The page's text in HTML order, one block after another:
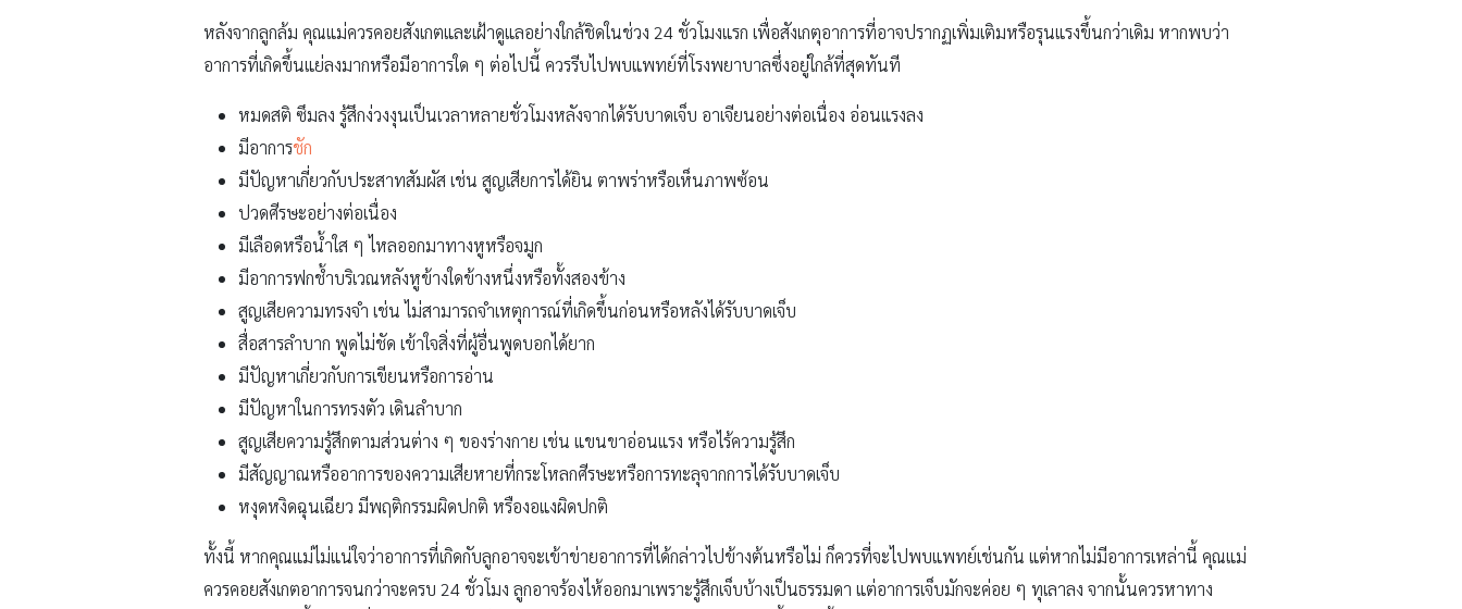
หลังจากลูกล้ม คุณแม่ควรคอยสังเกตและเฝ้าดูแลอย่างใกล้ชิดในช่วง 24 ชั่วโมงแรก เพื่อสังเกตุอาการที่อาจปรากฏเพิ่มเติมหรือรุนแรงขึ้นกว่าเดิม หากพบว่า
อาการที่เกิดขึ้นแย่ลงมากหรือมีอาการใด ๆ ต่อไปนี้ ควรรีบไปพบแพทย์ที่โรงพยาบาลซึ่งอยู่ใกล้ที่สุดทันที
หมดสติ ซึมลง รู้สึกง่วงงุนเป็นเวลาหลายชั่วโมงหลังจากได้รับบาดเจ็บ อาเจียนอย่างต่อเนื่อง อ่อนแรงลง
มีอาการชัก
มีปัญหาเกี่ยวกับประสาทสัมผัส เช่น สูญเสียการได้ยิน ตาพร่าหรือเห็นภาพซ้อน
ปวดศีรษะอย่างต่อเนื่อง
มีเลือดหรือน้ำใส ๆ ไหลออกมาทางหูหรือจมูก
มีอาการฟกช้ำบริเวณหลังหูข้างใดข้างหนึ่งหรือทั้งสองข้าง
สูญเสียความทรงจำ เช่น ไม่สามารถจำเหตุการณ์ที่เกิดขึ้นก่อนหรือหลังได้รับบาดเจ็บ
สื่อสารลำบาก พูดไม่ชัด เข้าใจสิ่งที่ผู้อื่นพูดบอกได้ยาก
มีปัญหาเกี่ยวกับการเขียนหรือการอ่าน
มีปัญหาในการทรงตัว เดินลำบาก
สูญเสียความรู้สึกตามส่วนต่าง ๆ ของร่างกาย เช่น แขนขาอ่อนแรง หรือไร้ความรู้สึก
มีสัญญาณหรืออาการของความเสียหายที่กระโหลกศีรษะหรือการทะลุจากการได้รับบาดเจ็บ
หงุดหงิดฉุนเฉียว มีพฤติกรรมผิดปกติ หรืองอแงผิดปกติ
ทั้งนี้ หากคุณแม่ไม่แน่ใจว่าอาการที่เกิดกับลูกอาจจะเข้าข่ายอาการที่ได้กล่าวไปข้างต้นหรือไม่ ก็ควรที่จะไปพบแพทย์เช่นกัน แต่หากไม่มีอาการเหล่านี้ คุณแม่
ควรคอยสังเกตอาการจนกว่าจะครบ 24 ชั่วโมง ลูกอาจร้องไห้ออกมาเพราะรู้สึกเจ็บบ้างเป็นธรรมดา แต่อาการเจ็บมักจะค่อย ๆ ทุเลาลง จากนั้นควรหาทาง